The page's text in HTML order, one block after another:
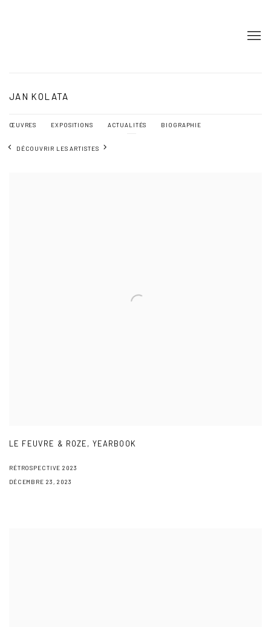
JAN KOLATA
ŒUVRES EXPOSITIONS ACTUALITÉS BIOGRAPHIE
DÉCOUVRIR LES ARTISTES
LE FEUVRE & ROZE, YEARBOOK
RÉTROSPECTIVE 2023
DÉCEMBRE 23, 2023